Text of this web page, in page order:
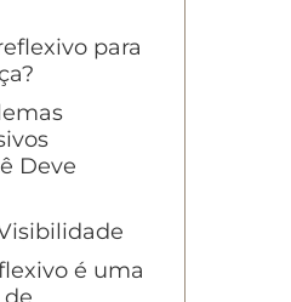
para
Deve
é uma